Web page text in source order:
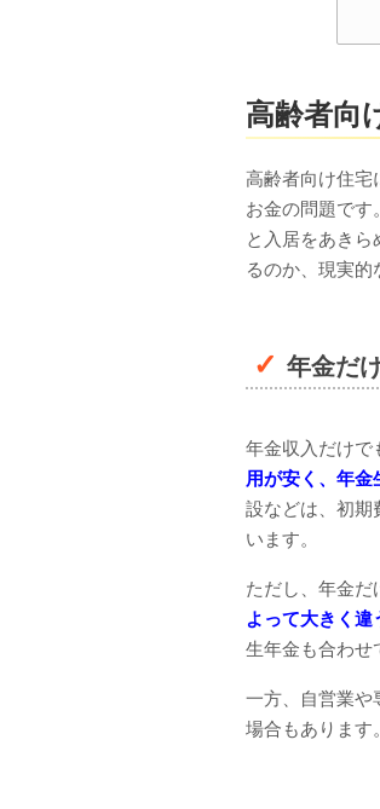
高齢者向
高齢者向け住宅
お金の問題です
と入居をあき
るのか、現実的
年金だ
年金収入だけで
用が安く、年
設などは、初期
います。
ただし、年金だ
よって大きく違
生年金も合わせ
一方、自営業や
場合もあります。